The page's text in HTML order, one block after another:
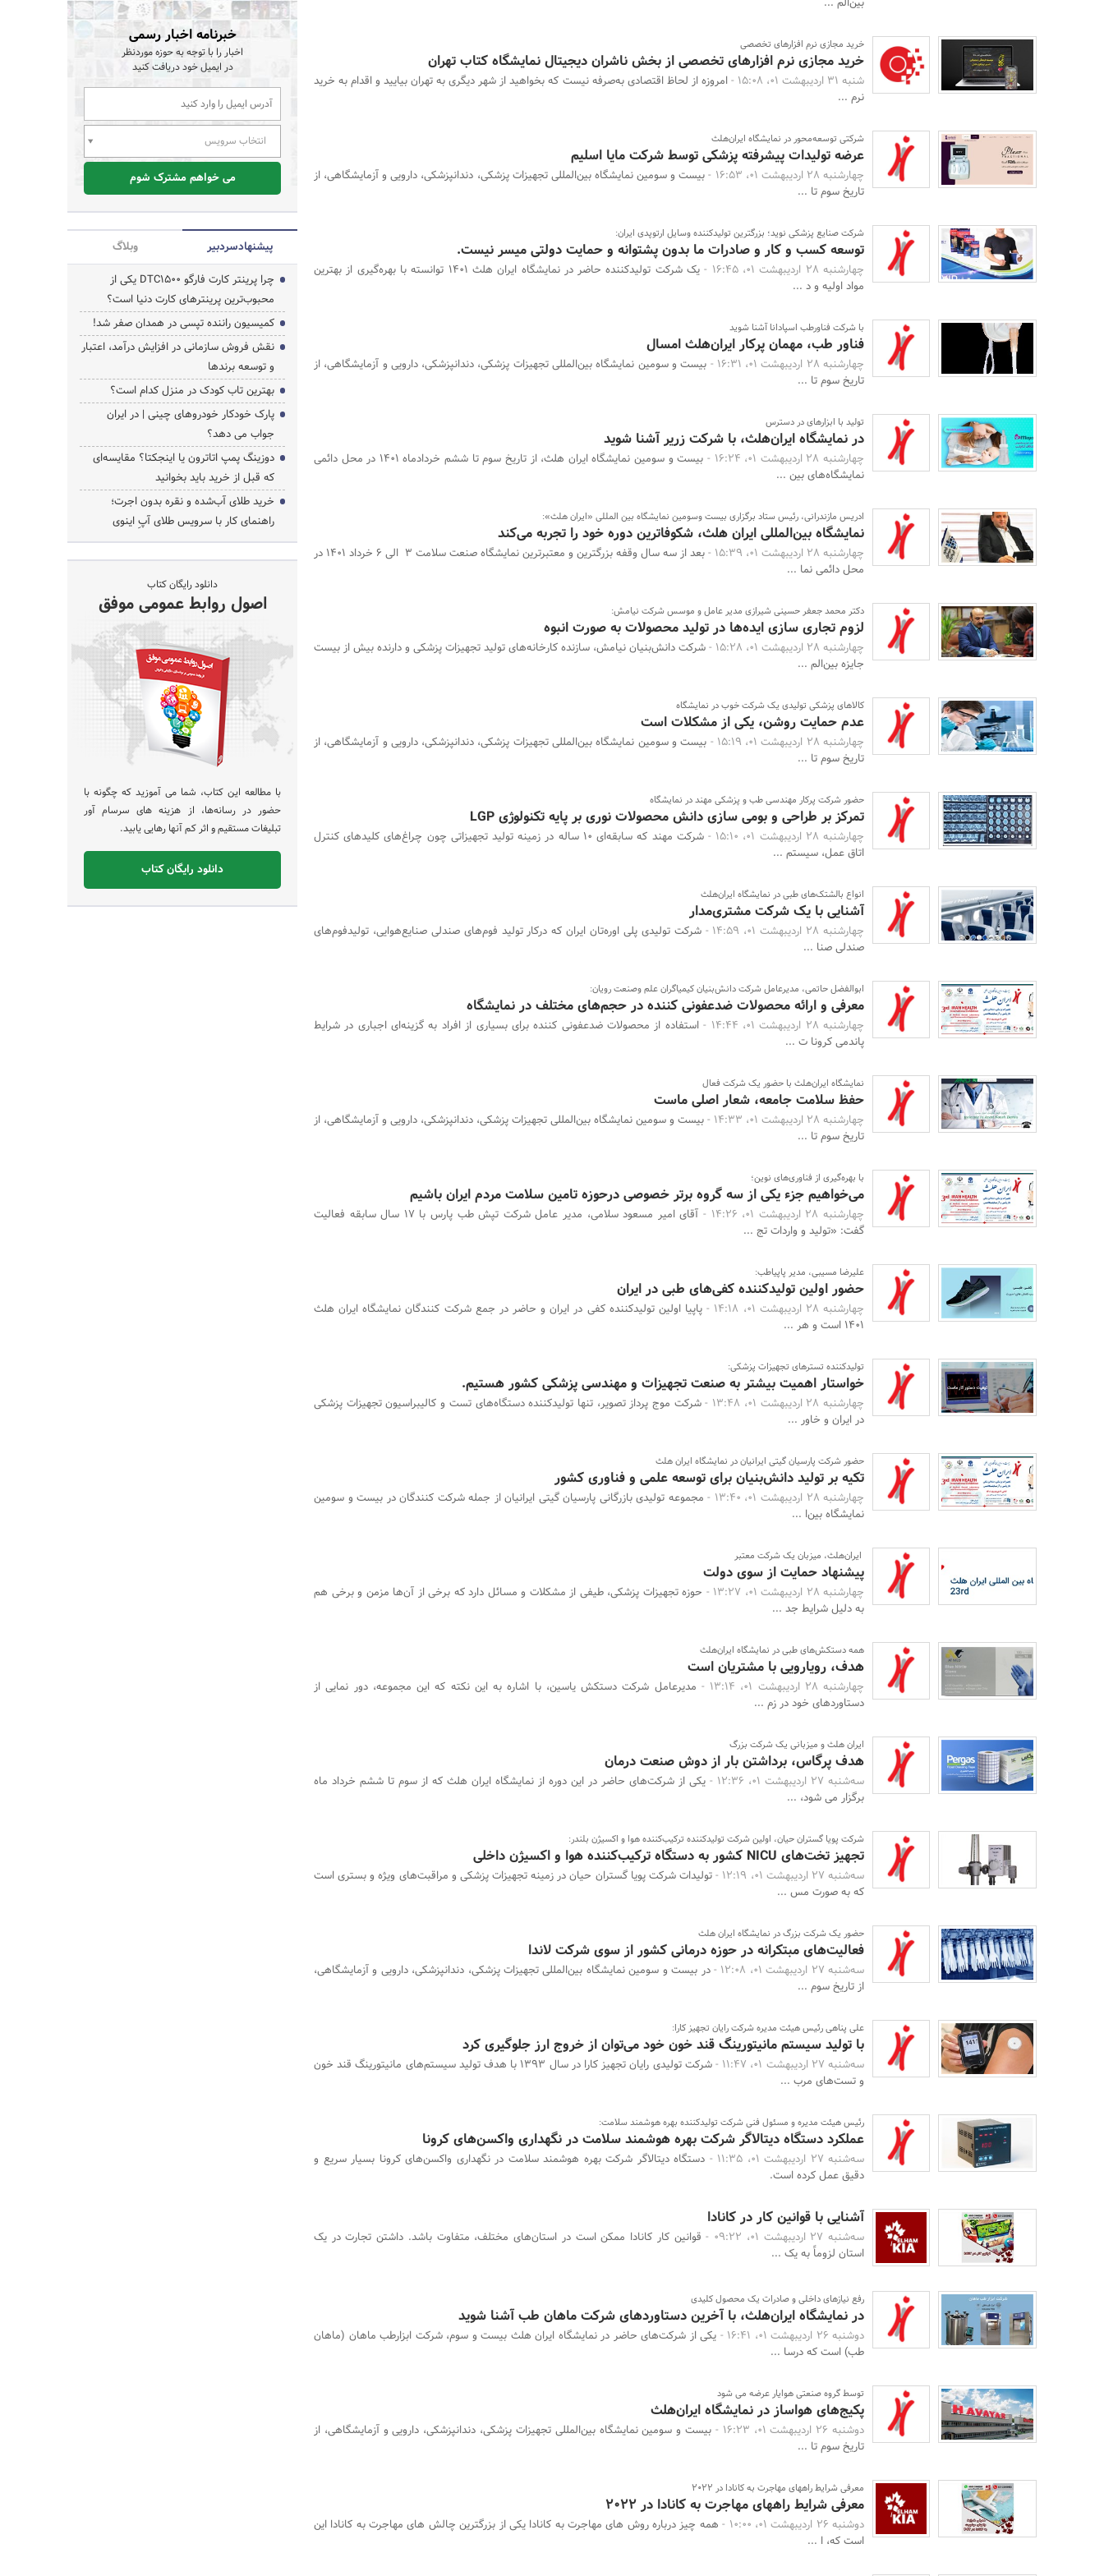
خرید مجازی نرم افزارهای تخصصی
خرید مجازی نرم افزارهای تخصصی از بخش ناشران دیجیتال نمایشگاه کتاب تهران
شنبه 31 اردیبهشت 01، 15:08 -
امروزه از لحاظ اقتصادی به‌صرفه نیست که بخواهید از شهر دیگری به تهران بیایید و اقدام به خرید
نرم‌ ...
شرکتی توسعه‌محور در نمایشگاه ایران‌هلث
عرضه تولیدات پیشرفته پزشکی توسط شرکت مایا اسلیم
چهارشنبه 28 اردیبهشت 01، 16:53 -
بیست و سومین نمایشگاه بین‌المللی تجهیزات پزشکی، دندانپزشکی، دارویی و آزمایشگاهی، از
تاریخ سوم تا ...
شرکت صنایع پزشکی نوید؛ بزرگترین تولیدکننده وسایل ارتوپدی ایران:
توسعه کسب و کار و صادرات ما بدون پشتوانه و حمایت دولتی میسر نیست.
چهارشنبه 28 اردیبهشت 01، 16:45 -
یک شرکت تولیدکننده حاضر در نمایشگاه ایران هلث ۱۴۰۱ توانسته با بهره‌گیری از بهترین
مواد اولیه و د ...
با شرکت فناورطب اسپادانا آشنا شوید
فناور طب،‌ مهمان پرکار ایران‌هلث امسال
چهارشنبه 28 اردیبهشت 01، 16:31 -
بیست و سومین نمایشگاه بین‌المللی تجهیزات پزشکی، دندانپزشکی، دارویی و آزمایشگاهی، از
تاریخ سوم تا ...
تولید با ابزارهای در دسترس
در نمایشگاه ایران‌هلث، با شرکت زریر آشنا شوید
چهارشنبه 28 اردیبهشت 01، 16:24 -
بیست و سومین نمایشگاه ایران هلث، از تاریخ سوم تا ششم خردادماه ۱۴۰۱ در محل دائمی
نمایشگاه‌های بین ...
ادریس مازندرانی، رئیس ستاد برگزاری بیست وسومین نمایشگاه بین المللی «ایران هلث»:
نمایشگاه بین‌المللی ایران هلث، شکوفاترین دوره خود را تجربه می‌کند
چهارشنبه 28 اردیبهشت 01، 15:39 -
بعد از سه سال وقفه بزرگترین و معتبرترین نمایشگاه صنعت سلامت ۳ الی ۶ خرداد ۱۴۰۱ در
محل دائمی نما ...
دکتر محمد جعفر حسینی شیرازی مدیر عامل و موسس شرکت نیامش:
لزوم تجاری سازی ایده‌ها در تولید محصولات به صورت انبوه
چهارشنبه 28 اردیبهشت 01، 15:28 -
شرکت دانش‌بنیان نیامش، سازنده کارخانه‌های تولید تجهیزات پزشکی و دارنده بیش از بیست
جایزه بین‌الم ...
کالاهای پزشکی تولیدی یک شرکت خوب در نمایشگاه
عدم حمایت روشن، یکی از مشکلات است
چهارشنبه 28 اردیبهشت 01، 15:19 -
بیست و سومین نمایشگاه بین‌المللی تجهیزات پزشکی، دندانپزشکی، دارویی و آزمایشگاهی، از
تاریخ سوم تا ...
حضور شرکت پرکار مهندسی طب و پزشکی مهند در نمایشگاه
تمرکز بر طراحی و بومی سازی دانش محصولات نوری بر پایه تکنولوژی LGP
چهارشنبه 28 اردیبهشت 01، 15:10 -
شرکت مهند که سابقه‌ای ۱۰ ساله در زمینه تولید تجهیزاتی چون چراغ‌های کلیدهای کنترل
اتاق عمل، سیستم ...
انواع بالشتک‌های طبی در نمایشگاه ایران‌هلث
آشنایی با یک شرکت مشتری‌مدار
چهارشنبه 28 اردیبهشت 01، 14:59 -
شرکت تولیدی پلی اوره‌تان ایران که درکار تولید فوم‌های صندلی صنایع‌هوایی، تولید‌فوم‌های
صندلی صنا ...
ابوالفضل حاتمی، مدیرعامل شرکت دانش‌بنیان کیمیاگران علم وصنعت رویان:
معرفی و ارائه محصولات ضدعفونی کننده در حجم‌های مختلف در نمایشگاه
چهارشنبه 28 اردیبهشت 01، 14:44 -
استفاده از محصولات ضدعفونی کننده برای بسیاری از افراد به گزینه‌ای اجباری در شرایط
پاندمی کرونا ت ...
نمایشگاه ایران‌هلث با حضور یک شرکت فعال
حفظ سلامت جامعه، شعار اصلی ماست
چهارشنبه 28 اردیبهشت 01، 14:33 -
بیست و سومین نمایشگاه بین‌المللی تجهیزات پزشکی، دندانپزشکی، دارویی و آزمایشگاهی، از
تاریخ سوم تا ...
با بهره‌گیری از فناوری‌های نوین؛
می‌خواهیم جزء یکی از سه گروه برتر خصوصی درحوزه تامین سلامت مردم ایران باشیم
چهارشنبه 28 اردیبهشت 01، 14:26 -
آقای امیر مسعود سلامی، مدیر عامل شرکت تپش طب پارس با 17 سال سابقه فعالیت
گفت: «تولید و واردات تج ...
علیرضا مسیبی، مدیر پاپیاطب:
حضور اولین تولیدکننده کفی‌های طبی در ایران
چهارشنبه 28 اردیبهشت 01، 14:18 -
پاپیا اولین تولیدکننده کفی در ایران و حاضر در جمع شرکت کنندگان نمایشگاه ایران هلث
۱۴۰۱ است و هر ...
تولیدکننده تستر‌های تجهیزات پزشکی:
خواستار اهمیت بیشتر به صنعت تجهیزات و مهندسی پزشکی کشور هستیم.
چهارشنبه 28 اردیبهشت 01، 13:48 -
شرکت موج پرداز تصویر، تنها تولیدکننده دستگاه‌های تست و کالیبراسیون تجهیزات پزشکی
در ایران و خاور ...
حضور شرکت پارسیان گیتی ایرانیان در نمایشگاه ایران هلث
تکیه بر تولید دانش‌بنیان برای توسعه علمی و فناوری کشور
چهارشنبه 28 اردیبهشت 01، 13:40 -
مجموعه تولیدی بازرگانی پارسیان گیتی ایرانیان از جمله شرکت کنندگان در بیست و سومین
نمایشگاه بین‌ا ...
ایران‌هلث، میزبان یک شرکت معتبر
پیشنهاد حمایت از سوی دولت
چهارشنبه 28 اردیبهشت 01، 13:27 -
حوزه تجهیزات پزشکی، طیفی از مشکلات و مسائل دارد که برخی از آن‌ها مزمن و برخی هم
به دلیل شرایط جد ...
همه دستکش‌های طبی در نمایشگاه ایران‌هلث
هدف، رویارویی با مشتریان است
چهارشنبه 28 اردیبهشت 01، 13:14 -
مدیرعامل شرکت دستکش یاسین، با اشاره به این نکته که این مجموعه، دور نمایی از
دستاوردهای خود در زم ...
ایران هلث و میزبانی یک شرکت بزرگ
هدف پرگاس، برداشتن بار از دوش صنعت درمان
سه‌شنبه 27 اردیبهشت 01، 12:36 -
یکی از شرکت‌های حاضر در این دوره از نمایشگاه ایران هلث که از سوم تا ششم خرداد ماه
برگزار می شود، ...
شرکت پویا گستران حیان، اولین شرکت تولیدکننده ترکیب‌کننده هوا و اکسیژن بلندر:
تجهیز تخت‌های NICU کشور به دستگاه ترکیب‌کننده هوا و اکسیژن داخلی
سه‌شنبه 27 اردیبهشت 01، 12:19 -
تولیدات شرکت پویا گستران حیان در زمینه تجهیزات پزشکی و مراقبت‌های ویژه و بستری است
که به صورت مس ...
حضور یک شرکت بزرگ در نمایشگاه ایران هلث
فعالیت‌های مبتکرانه در حوزه درمانی کشور از سوی شرکت لاندا
سه‌شنبه 27 اردیبهشت 01، 12:08 -
در بیست و سومین نمایشگاه بین‌المللی تجهیزات پزشکی، دندانپزشکی، دارویی و آزمایشگاهی،
از تاریخ سوم ...
علی پناهی رئیس هیئت مدیره شرکت رایان تجهیز کارا:
با تولید سیستم مانیتورینگ قند خون خود می‌توان از خروج ارز جلوگیری کرد
سه‌شنبه 27 اردیبهشت 01، 11:47 -
شرکت تولیدی رایان تجهیز کارا در سال 1393 با هدف تولید سیستم‌های مانیتورینگ قند خون
و تست‌های مرب ...
رئیس هیئت مدیره و مسئول فنی شرکت تولیدکننده بهره هوشمند سلامت:
عملکرد دستگاه دیتالاگر شرکت بهره هوشمند سلامت در نگهداری واکسن‌های کرونا
سه‌شنبه 27 اردیبهشت 01، 11:35 -
دستگاه دیتالاگر شرکت بهره هوشمند سلامت در نگهداری واکسن‌های کرونا بسیار سریع و
دقیق عمل کرده است.
آشنایی با قوانین کار در کانادا
سه‌شنبه 27 اردیبهشت 01، 09:22 -
قوانین کار کانادا ممکن است در استان‌های مختلف، متفاوت باشد. داشتن تجارت در یک
استان لزوماً به یک ...
رفع نیازهای داخلی و صادرات یک محصول کلیدی
در نمایشگاه ایران‌هلث، با آخرین دستاوردهای شرکت ماهان طب آشنا شوید
دوشنبه 26 اردیبهشت 01، 16:41 -
یکی از شرکت‌های حاضر در نمایشگاه ایران هلث بیست و سوم، شرکت ابزارطب ماهان (ماهان
طب) است که درسا ...
توسط گروه صنعتی هوایار عرضه می شود
پکیج‌های هواساز در نمایشگاه ایران‌هلث
دوشنبه 26 اردیبهشت 01، 16:23 -
بیست و سومین نمایشگاه بین‌المللی تجهیزات پزشکی، دندانپزشکی، دارویی و آزمایشگاهی، از
تاریخ سوم تا ...
معرفی شرایط راههای مهاجرت به کانادا در 2022
معرفی شرایط راههای مهاجرت به کانادا در 2022
دوشنبه 26 اردیبهشت 01، 10:00 -
همه چیز درباره روش های مهاجرت به کانادا یکی از بزرگترین چالش های مهاجرت به کانادا این
است که، ا ...
خبرنامه اخبار رسمی
اخبار را با توجه به حوزه موردنظر
در ایمیل خود دریافت کنید
انتخاب سرویس
می خواهم مشترک شوم
پیشنهاد‌سردبیر
وبلاگ
چرا پرینتر کارت فارگو DTC1500 یکی از
محبوب‌ترین پرینترهای کارت دنیا است؟
کمیسیون راننده تپسی در همدان صفر شد!
نقش فروش سازمانی در افزایش درآمد، اعتبار
و توسعه برندها
بهترین تاب کودک در منزل کدام است؟
پارک خودکار خودروهای چینی | در ایران
جواب می دهد؟
دوزینگ پمپ اتاترون یا اینجکتا؟ مقایسه‌ای
که قبل از خرید باید بخوانید
خرید طلای آب‌شده و نقره بدون اجرت؛
راهنمای کار با سرویس طلای آپِ اینوی
دانلود رایگان کتاب
اصول روابط عمومی موفق
با مطالعه این کتاب، شما می آموزید که چگونه با
حضور در رسانه‌ها، از هزینه های سرسام آور
تبلیغات مستقیم و اثر کم آنها رهایی یابید.
دانلود رایگان کتاب